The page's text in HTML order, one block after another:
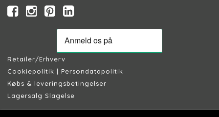
Retailer/Erhverv
Cookiepolitik | Persondatapolitik
Købs & leveringsbetingelser
Lagersalg Slagelse